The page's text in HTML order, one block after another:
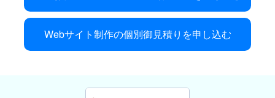
Webサイト制作の個別御見積りを申し込む